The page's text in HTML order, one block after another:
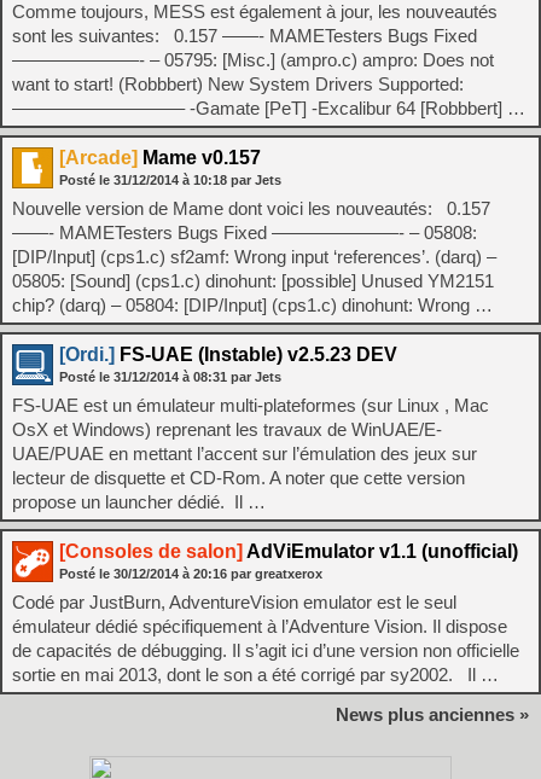
Comme toujours, MESS est également à jour, les nouveautés
sont les suivantes: 0.157 ——- MAMETesters Bugs Fixed
———————- – 05795: [Misc.] (ampro.c) ampro: Does not
want to start! (Robbbert) New System Drivers Supported:
—————————– -Gamate [PeT] -Excalibur 64 [Robbbert] …
[Arcade] Mame v0.157
Posté le 31/12/2014 à 10:18 par Jets
Nouvelle version de Mame dont voici les nouveautés: 0.157
——- MAMETesters Bugs Fixed ———————- – 05808:
[DIP/Input] (cps1.c) sf2amf: Wrong input ‘references’. (darq) –
05805: [Sound] (cps1.c) dinohunt: [possible] Unused YM2151
chip? (darq) – 05804: [DIP/Input] (cps1.c) dinohunt: Wrong …
[Ordi.] FS-UAE (Instable) v2.5.23 DEV
Posté le 31/12/2014 à 08:31 par Jets
FS-UAE est un émulateur multi-plateformes (sur Linux , Mac
OsX et Windows) reprenant les travaux de WinUAE/E-
UAE/PUAE en mettant l’accent sur l’émulation des jeux sur
lecteur de disquette et CD-Rom. A noter que cette version
propose un launcher dédié. Il …
[Consoles de salon] AdViEmulator v1.1 (unofficial)
Posté le 30/12/2014 à 20:16 par greatxerox
Codé par JustBurn, AdventureVision emulator est le seul
émulateur dédié spécifiquement à l’Adventure Vision. Il dispose
de capacités de débugging. Il s’agit ici d’une version non officielle
sortie en mai 2013, dont le son a été corrigé par sy2002. Il …
News plus anciennes »